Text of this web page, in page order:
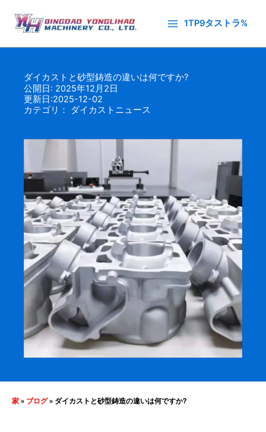
ス
1TP9タストラ%
ダイカストと砂型鋳造の違いは何ですか?
公開日: 2025年12月2日
更新日:2025-12-02
カテゴリ：
ダイカストニュース
家» ブログ» ダイカストと砂型鋳造の違いは何ですか?